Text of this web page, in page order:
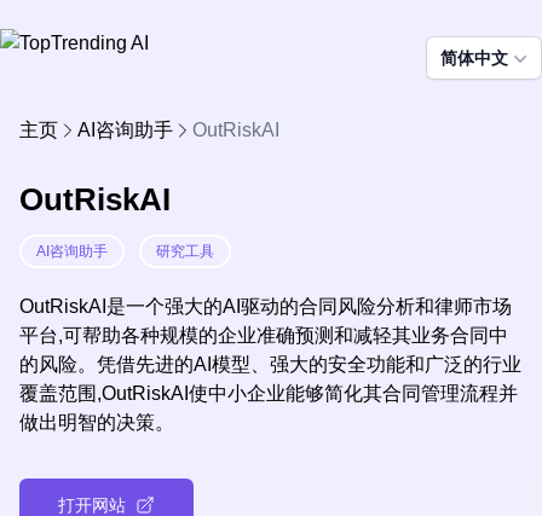
简体中文
主页 AI咨询助手 OutRiskAI
OutRiskAI
AI咨询助手 研究工具
OutRiskAI是一个强大的AI驱动的合同风险分析和律师市场
平台,可帮助各种规模的企业准确预测和减轻其业务合同中
的风险。凭借先进的AI模型、强大的安全功能和广泛的行业
覆盖范围,OutRiskAI使中小企业能够简化其合同管理流程并
做出明智的决策。
打开网站